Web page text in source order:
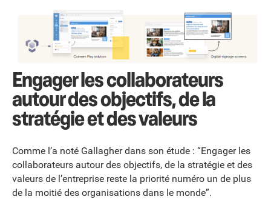
Engager les collaborateurs
autour des objectifs, de la
stratégie et des valeurs
Comme l’a noté Gallagher dans son étude : “Engager les
collaborateurs autour des objectifs, de la stratégie et des
valeurs de l’entreprise reste la priorité numéro un de plus
de la moitié des organisations dans le monde”.